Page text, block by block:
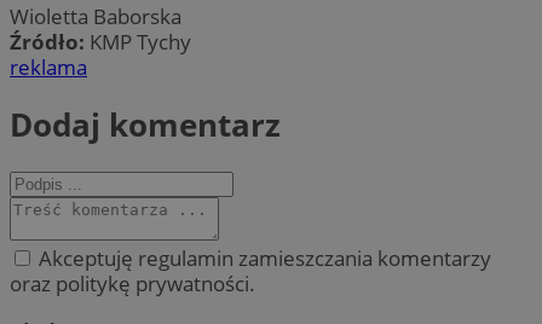
Wioletta Baborska
Źródło: KMP Tychy
reklama
Dodaj komentarz
Akceptuję regulamin zamieszczania komentarzy
oraz politykę prywatności.